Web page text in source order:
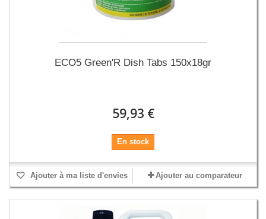
ECO5 Green'R Dish Tabs 150x18gr
59,93 €
En stock
Ajouter à ma liste d'envies Ajouter au comparateur